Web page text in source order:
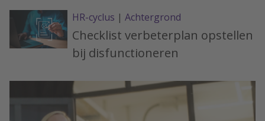
HR-cyclus | Achtergrond
Checklist verbeterplan opstellen
bij disfunctioneren